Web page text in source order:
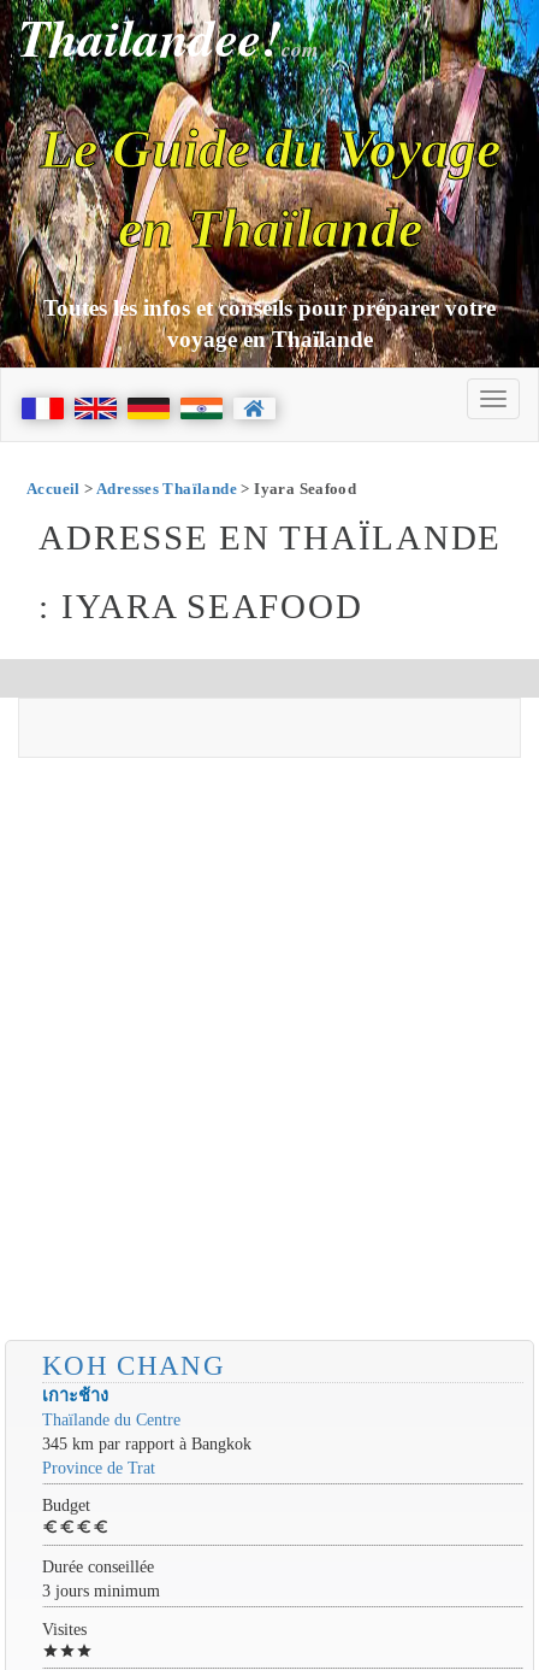
Thailandee!com
Le Guide du Voyage
en Thaïlande
Toutes les infos et conseils pour préparer votre
voyage en Thaïlande
Accueil > Adresses Thaïlande > Iyara Seafood
ADRESSE EN THAÏLANDE
: IYARA SEAFOOD
KOH CHANG
เกาะช้าง
Thaïlande du Centre
345 km par rapport à Bangkok
Province de Trat
Budget
euro euro euro euro
Durée conseillée
3 jours minimum
Visites
starstarstar